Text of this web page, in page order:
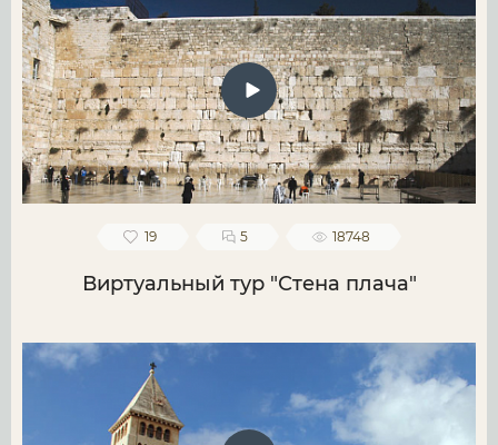
19 5 18748
Виртуальный тур "Стена плача"